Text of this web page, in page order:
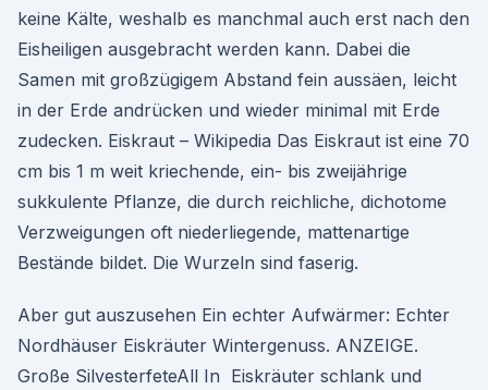
keine Kälte, weshalb es manchmal auch erst nach den
Eisheiligen ausgebracht werden kann. Dabei die
Samen mit großzügigem Abstand fein aussäen, leicht
in der Erde andrücken und wieder minimal mit Erde
zudecken. Eiskraut – Wikipedia Das Eiskraut ist eine 70
cm bis 1 m weit kriechende, ein- bis zweijährige
sukkulente Pflanze, die durch reichliche, dichotome
Verzweigungen oft niederliegende, mattenartige
Bestände bildet. Die Wurzeln sind faserig.
Aber gut auszusehen Ein echter Aufwärmer: Echter
Nordhäuser Eiskräuter Wintergenuss. ANZEIGE.
Große SilvesterfeteAll In Eiskräuter schlank und